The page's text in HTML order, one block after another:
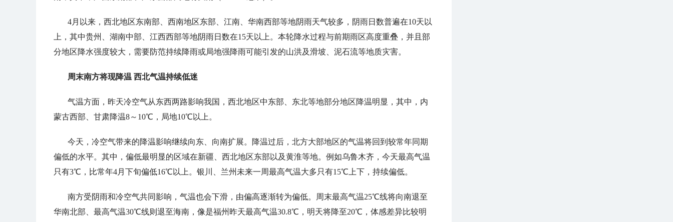
4月以来，西北地区东南部、西南地区东部、江南、华南西部等地阴雨天气较多，阴雨日数普遍在10天以
上，其中贵州、湖南中部、江西西部等地阴雨日数在15天以上。本轮降水过程与前期雨区高度重叠，并且部
分地区降水强度较大，需要防范持续降雨或局地强降雨可能引发的山洪及滑坡、泥石流等地质灾害。
周末南方将现降温 西北气温持续低迷
气温方面，昨天冷空气从东西两路影响我国，西北地区中东部、东北等地部分地区降温明显，其中，内
蒙古西部、甘肃降温8～10℃，局地10℃以上。
今天，冷空气带来的降温影响继续向东、向南扩展。降温过后，北方大部地区的气温将回到较常年同期
偏低的水平。其中，偏低最明显的区域在新疆、西北地区东部以及黄淮等地。例如乌鲁木齐，今天最高气温
只有3℃，比常年4月下旬偏低16℃以上。银川、兰州未来一周最高气温大多只有15℃上下，持续偏低。
南方受阴雨和冷空气共同影响，气温也会下滑，由偏高逐渐转为偏低。周末最高气温25℃线将向南退至
华南北部、最高气温30℃线则退至海南，像是福州昨天最高气温30.8℃，明天将降至20℃，体感差异比较明